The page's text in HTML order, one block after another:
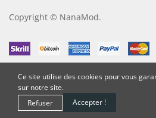
Copyright © NanaMod.
Ce site utilise des cookies pour vous
sur notre site.
Refuser
Accepter !